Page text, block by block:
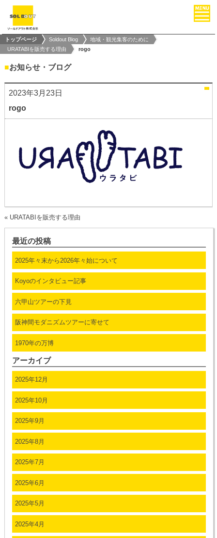
トップページ Soldout Blog
地域・観光集客のために
URATABIを販売する理由
rogo
■お知らせ・ブログ
2023年3月23日
rogo
« URATABIを販売する理由
最近の投稿
2025年々末から2026年々始について
Koyoのインタビュー記事
六甲山ツアーの下見
阪神間モダニズムツアーに寄せて
1970年の万博
アーカイブ
2025年12月
2025年10月
2025年9月
2025年8月
2025年7月
2025年6月
2025年5月
2025年4月